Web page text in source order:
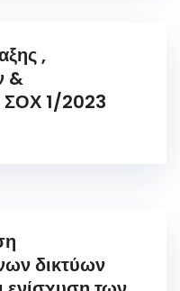
,
&
ΣΟΧ 1/2023
δικτύων